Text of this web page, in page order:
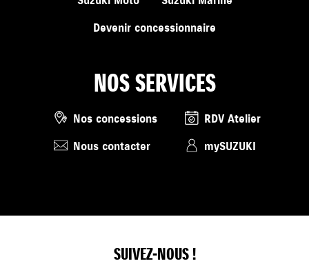
Devenir concessionnaire
NOS SERVICES
Nos concessions
Nous contacter
RDV Atelier
mySUZUKI
SUIVEZ-NOUS !